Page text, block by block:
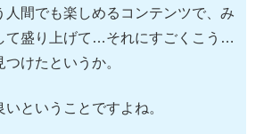
人間でも楽しめるコンテンツで、み
て盛り上げて…それにすごくこう…
けたというか。
ということですよね。